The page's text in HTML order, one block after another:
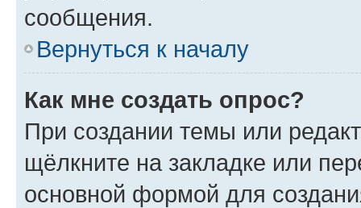
сообщения.
Вернуться к началу
Как мне создать опрос?
При создании темы или
щёлкните на закладке или
основной формой для